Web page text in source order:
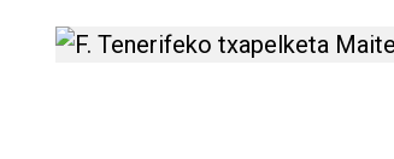
F.